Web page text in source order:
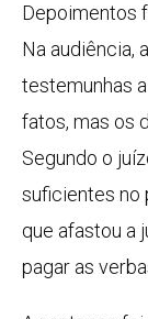
Depoimentos
Na audiência,
testemunhas
fatos, mas os
Segundo o
suficientes no
que afastou a
pagar as